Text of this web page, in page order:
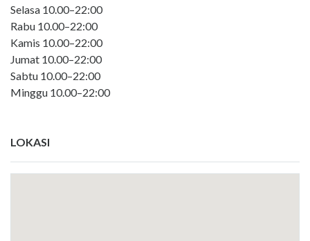
Selasa 10.00–22:00
Rabu 10.00–22:00
Kamis 10.00–22:00
Jumat 10.00–22:00
Sabtu 10.00–22:00
Minggu 10.00–22:00
LOKASI